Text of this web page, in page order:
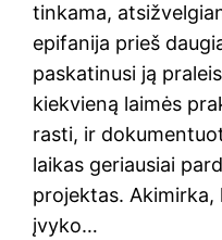
tinkama,
epifanija prieš
paskatinusi ją
kiekvieną laimės
rasti, ir
laikas geriausiai
projektas.
įvyko…